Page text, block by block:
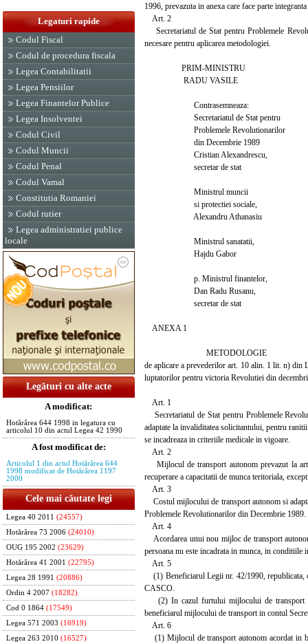
Legaturi rapide
Codul Fiscal
Codul de procedura fiscala
Legea Contabilitatii
Legea Pensiilor
Legea Finantelor Publice
Legea Insolventei
Codul Civil
Codul Muncii
Codul Penal
Codul Vamal
Constitutia Romaniei
Codul rutier
Legea administratiei publice
locale
Legături cu alte acte
A modificat:
Hotărârea 644 1998 in legatura cu
articolul 10 din actul Legea 42 1990
A fost modificat de:
Articolul 1 din actul Hotărârea 644
1998 modificat de Hotărârea 1197
2000
Cele mai căutate legi
Legea 40 2011 (24557)
Hotărârea 73 2006 (24010)
OUG 195 2002 (23629)
Hotărârea 41 2001 (22795)
Legea 28 1991 (20886)
Ordin 4 2007 (18282)
Cod 0 1864 (17549)
Legea 571 2003 (16919)
Legea 263 2010 (16527)
1996, prevazuta in anexa care face parte
Art. 2
Secretariatul de Stat pentru Problemele
necesare pentru aplicarea metodologiei.
PRIM-MINISTRU
RADU VASILE
Contrasemneaza:
Secretariatul de Stat pentru
Problemele Revolutionarilor
din Decembrie 1989
Cristian Alexandrescu,
secretar de stat
Ministrul muncii
si protectiei sociale,
Alexandru Athanasiu
Ministrul sanatatii,
Hajdu Gabor
p. Ministrul finantelor,
Dan Radu Rusanu,
secretar de stat
ANEXA 1
METODOLOGIE
de aplicare a prevederilor art. 10 alin. 1 lit. n) din
luptatorilor pentru victoria Revolutiei din
Art. 1
Secretariatul de Stat pentru Problemele
adaptate la invaliditatea solicitantului, pentru
se incadreaza in criteriile medicale in vigoare.
Art. 2
Mijlocul de transport autonom prevazut la
recuperare a capacitatii de munca teritoriala,
Art. 3
Costul mijlocului de transport autonom si
Problemele Revolutionarilor din Decembrie 1989.
Art. 4
Acordarea unui nou mijloc de transport
persoana nu este incadrata in munca, in
Art. 5
(1) Beneficiarul Legii nr. 42/1990, republicata,
CASCO.
(2) In cazul furtului mijlocului de transport
beneficiarul mijlocului de transport in contul
Art. 6
(1) Mijlocul de transport autonom acordat in